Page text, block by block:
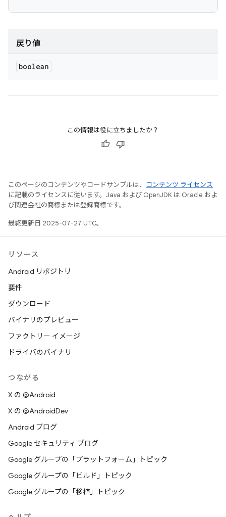
戻り値
boolean
この情報は役に立ちましたか？
このページのコンテンツやコードサンプルは、
コンテンツ ライセンス
に記載のライセンスに従います。Java および OpenJDK は Oracle およ
び関連会社の商標または登録商標です。
最終更新日 2025-07-27 UTC。
リソース
Android リポジトリ
要件
ダウンロード
バイナリのプレビュー
ファクトリー イメージ
ドライバのバイナリ
つながる
X の @Android
X の @AndroidDev
Android ブログ
Google セキュリティ ブログ
Google グループの「プラットフォーム」トピック
Google グループの「ビルド」トピック
Google グループの「移植」トピック